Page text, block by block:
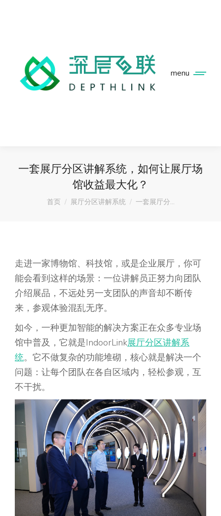
menu
一套展厅分区讲解系统，如何让展厅场
馆收益最大化？
您在这里：
首页 展厅分区讲解系统 一套展厅分…
走进一家博物馆、科技馆，或是企业展厅，你可
能会看到这样的场景：一位讲解员正努力向团队
介绍展品，不远处另一支团队的声音却不断传
来，参观体验混乱无序。
如今，一种更加智能的解决方案正在众多专业场
馆中普及，它就是IndoorLink展厅分区讲解系
统。它不做复杂的功能堆砌，核心就是解决一个
问题：让每个团队在各自区域内，轻松参观，互
不干扰。